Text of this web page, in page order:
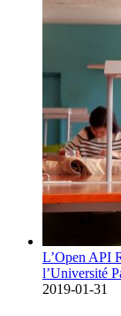
L’Open API
l’Université
2019-01-31